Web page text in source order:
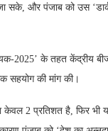
सके, और पंजाब को उस
2025’ के तहत केंद्रीय
सहयोग की मांग की।
केवल 2 प्रतिशत है, फिर